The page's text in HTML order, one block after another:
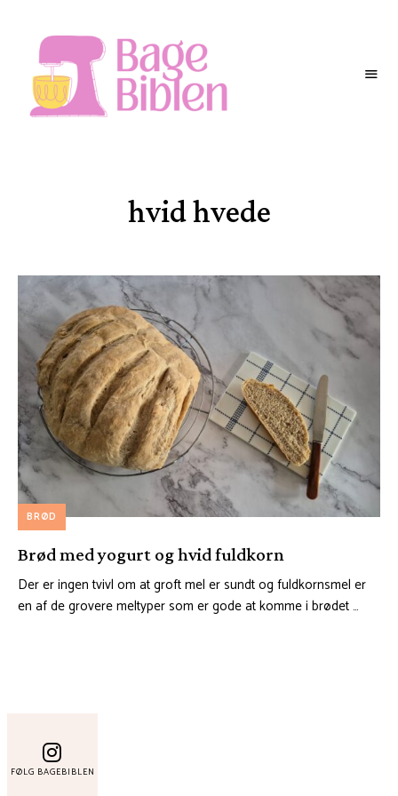
hvid hvede
BRØD
Brød med yogurt og hvid fuldkorn
Der er ingen tvivl om at groft mel er sundt og fuldkornsmel er
en af de grovere meltyper som er gode at komme i brødet …
FØLG BAGEBIBLEN